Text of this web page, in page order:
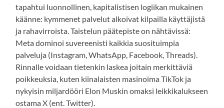
tapahtui luonnollinen, kapitalistisen logiikan mukainen
käänne: kymmenet palvelut alkoivat kilpailla käyttäjistä
ja rahavirroista. Taistelun päätepiste on nähtävissä:
Meta dominoi suvereenisti kaikkia suosituimpia
palveluja (Instagram, WhatsApp, Facebook, Threads).
Rinnalle voidaan tietenkin laskea joitain merkittäviä
poikkeuksia, kuten kiinalaisten masinoima TikTok ja
nykyisin miljardööri Elon Muskin omaksi leikkikalukseen
ostama X (ent. Twitter).